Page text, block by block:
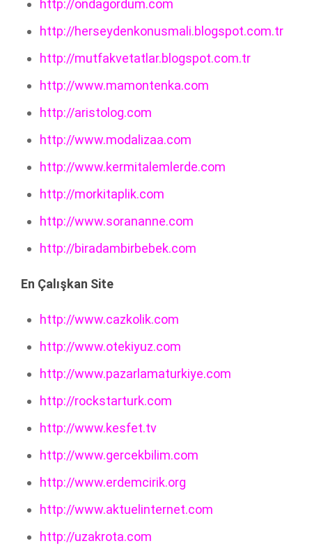
http://ondagordum.com
http://herseydenkonusmali.blogspot.com.tr
http://mutfakvetatlar.blogspot.com.tr
http://www.mamontenka.com
http://aristolog.com
http://www.modalizaa.com
http://www.kermitalemlerde.com
http://morkitaplik.com
http://www.sorananne.com
http://biradambirbebek.com
En Çalışkan Site
http://www.cazkolik.com
http://www.otekiyuz.com
http://www.pazarlamaturkiye.com
http://rockstarturk.com
http://www.kesfet.tv
http://www.gercekbilim.com
http://www.erdemcirik.org
http://www.aktuelinternet.com
http://uzakrota.com